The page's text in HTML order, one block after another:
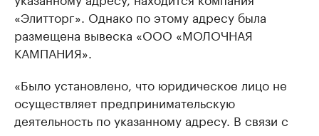
«Элитторг». Однако по этому адресу была
размещена вывеска «ООО «МОЛОЧНАЯ
КАМПАНИЯ».
«Было установлено, что юридическое лицо не
осуществляет предпринимательскую
деятельность по указанному адресу. В связи с